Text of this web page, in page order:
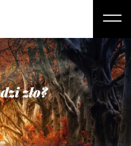
O nas
Studia
Studia podyplomowe i kursy
Kandydat